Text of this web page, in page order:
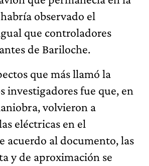
observado el
que controladores
de Bariloche.
que más llamó la
investigadores fue que, en
volvieron a
eléctricas en el
acuerdo al documento, las
y de aproximación se